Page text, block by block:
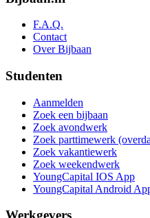
F.A.Q.
Contact
Over Bijbaan
Studenten
Aanmelden
Zoek een bijbaan
Zoek avondwerk
Zoek parttimewerk
Zoek vakantiewerk
Zoek weekendwerk
YoungCapital IOS App
YoungCapital Android